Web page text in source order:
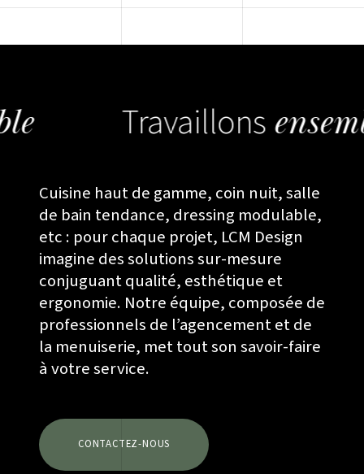
Cuisine haut de gamme, coin nuit, salle
de bain tendance, dressing modulable,
etc : pour chaque projet, LCM Design
imagine des solutions sur-mesure
conjuguant qualité, esthétique et
ergonomie. Notre équipe, composée de
professionnels de l’agencement et de
la menuiserie, met tout son savoir-faire
à votre service.
CONTACTEZ-NOUS